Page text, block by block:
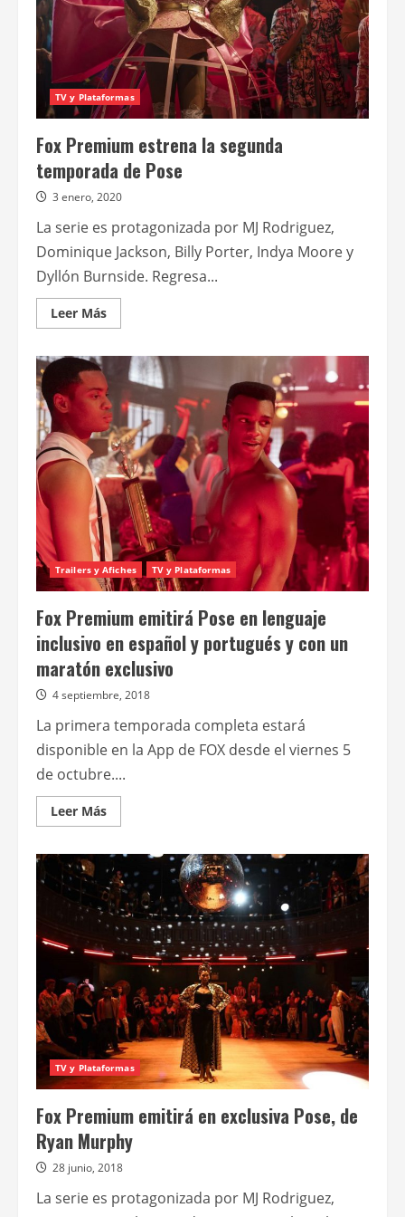
TV y Plataformas
Fox Premium estrena la segunda
temporada de Pose
3 enero, 2020
La serie es protagonizada por MJ Rodriguez,
Dominique Jackson, Billy Porter, Indya Moore y
Dyllón Burnside. Regresa...
Leer MásLeer
más
Premium
estrena
la
segunda
temporada
de
Pose
Trailers y Afiches TV y Plataformas
Fox Premium emitirá Pose en lenguaje
inclusivo en español y portugués y con un
maratón exclusivo
4 septiembre, 2018
La primera temporada completa estará
disponible en la App de FOX desde el viernes 5
de octubre....
Leer MásLeer
más
Fox
Premium
emitirá
Pose
en
lenguaje
inclusivo
en
español
y
portugués
y
con
un
maratón
exclusivo
TV y Plataformas
Fox Premium emitirá en exclusiva Pose, de
Ryan Murphy
28 junio, 2018
La serie es protagonizada por MJ Rodriguez,